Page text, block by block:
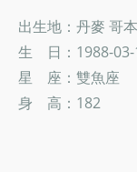
出生地：丹麥 哥
生 日：1988-03-
星 座：雙魚座
身 高：182